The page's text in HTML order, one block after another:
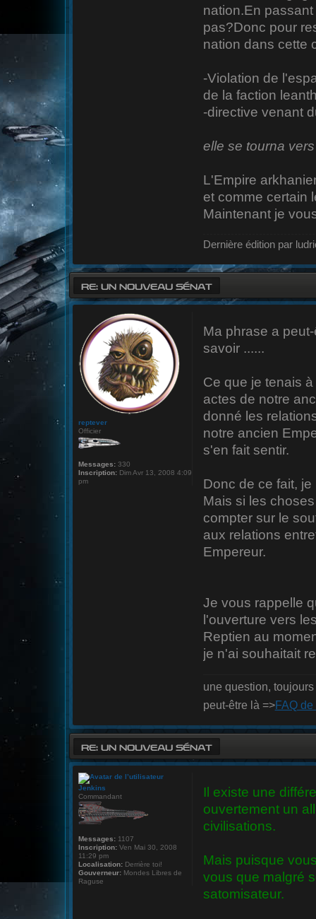
nation.En
pas?Donc pour
nation dans cette
-Violation de
de la faction
-directive venant
elle se tourna
L'Empire
et comme certain
Maintenant je
Dernière édition par
RE: UN NOUVEAU SÉNAT
Ma phrase a
savoir ......
Ce que je tenais
actes de notre
donné les
notre ancien
s'en fait sentir.
Donc de ce fait,
Mais si les
compter sur le
aux relations
Empereur.
Je vous rappelle
l'ouverture vers
Reptien au
je n'ai souhaitait
une question,
peut-être là =>FAQ
reptever
Officier
Messages: 330
Inscription: Dim Avr 13, 2008 4:09
pm
RE: UN NOUVEAU SÉNAT
Il existe une
ouvertement un
civilisations.
Mais puisque
vous que malgré
satomisateur.
Jenkins
Commandant
Messages: 1107
Inscription: Ven Mai 30, 2008
11:29 pm
Localisation: Derrière toi!
Gouverneur: Mondes Libres de
Raguse